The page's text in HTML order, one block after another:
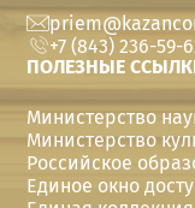
+7 (843) 236-59-
ПОЛЕЗНЫЕ
Министерство
Министерство
Российское
Единое окно